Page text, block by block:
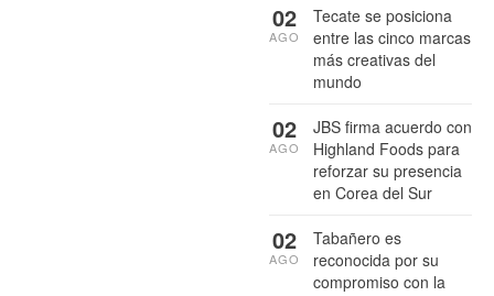
Tecate se posiciona
entre las cinco marcas
más creativas del
mundo
02
AGO
JBS firma acuerdo con
Highland Foods para
reforzar su presencia
en Corea del Sur
02
AGO
Tabañero es
reconocida por su
compromiso con la
02
AGO